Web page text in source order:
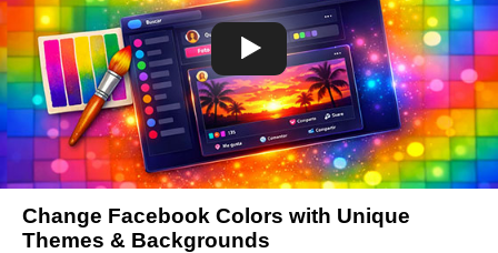
Change Facebook Colors with Unique
Themes & Backgrounds